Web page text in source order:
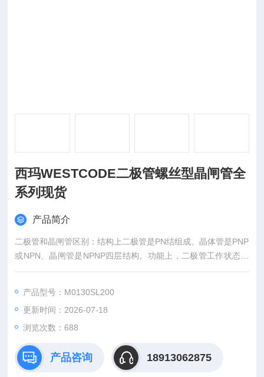
西玛WESTCODE二极管螺丝型晶闸管全
系列现货
产品简介
二极管和晶闸管区别：结构上二极管是PN结组成、晶体管是PNP
或NPN、晶闸管是NPNP四层结构。功能上，二极管工作状态：
正向导通、反向不导通、反向击穿。晶闸管工作状态：反阻止状
低，故而市场应用远高于晶闸管，晶闸管 for 交流、大电流等应
用场景也偏工业。西玛WESTCODE二极管螺丝型晶闸管全系列
现货
产品型号：M0130SL200
更新时间：2026-07-18
浏览次数：688
产品咨询 18913062875